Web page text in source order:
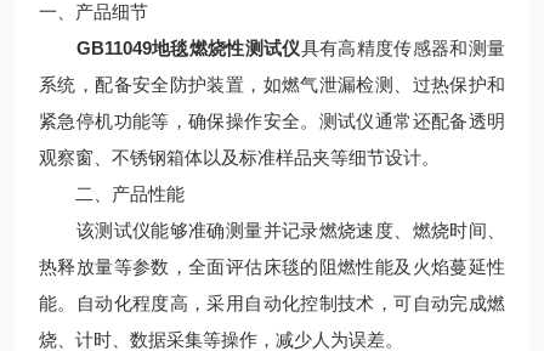
一、产品细节
GB11049地毯燃烧性测试仪具有高精度传感器和测量
系统，配备安全防护装置，如燃气泄漏检测、过热保护和
紧急停机功能等，确保操作安全。测试仪通常还配备透明
观察窗、不锈钢箱体以及标准样品夹等细节设计。
二、产品性能
该测试仪能够准确测量并记录燃烧速度、燃烧时间、
热释放量等参数，全面评估床毯的阻燃性能及火焰蔓延性
能。自动化程度高，采用自动化控制技术，可自动完成燃
烧、计时、数据采集等操作，减少人为误差。